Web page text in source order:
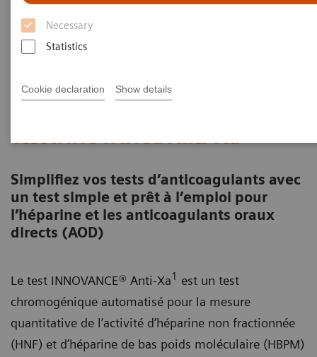
Necessary
Statistics
Cookie declaration Show details
Test INNOVANCE Anti-Xa
Simplifiez vos tests d’anticoagulants avec
un test simple et prêt à l’emploi pour
l’héparine et les anticoagulants oraux
directs (AOD)
Le test INNOVANCE® Anti-Xa1 est un test
chromogénique automatisé pour la mesure
quantitative de l’activité d’héparine non fractionnée
(HNF) et d’héparine de bas poids moléculaire (HBPM)